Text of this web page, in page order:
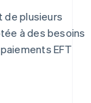
de plusieurs
à des besoins
EFT